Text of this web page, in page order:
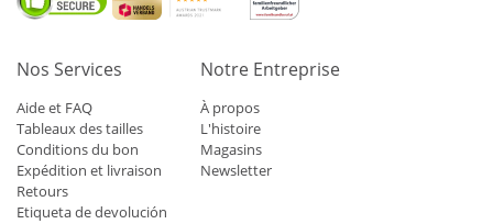
Nos Services
Aide et FAQ
Tableaux des tailles
Conditions du bon
Expédition et livraison
Retours
Etiqueta de devolución
Notre Entreprise
À propos
L'histoire
Magasins
Newsletter